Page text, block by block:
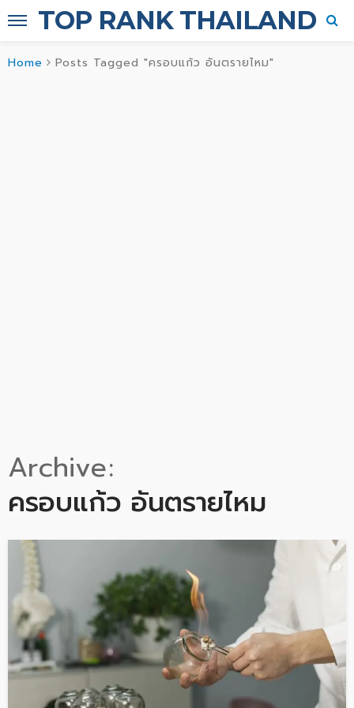
TOP RANK THAILAND
Home Posts Tagged "ครอบแก้ว อันตรายไหม"
Archive
ครอบแก้ว อันตรายไหม